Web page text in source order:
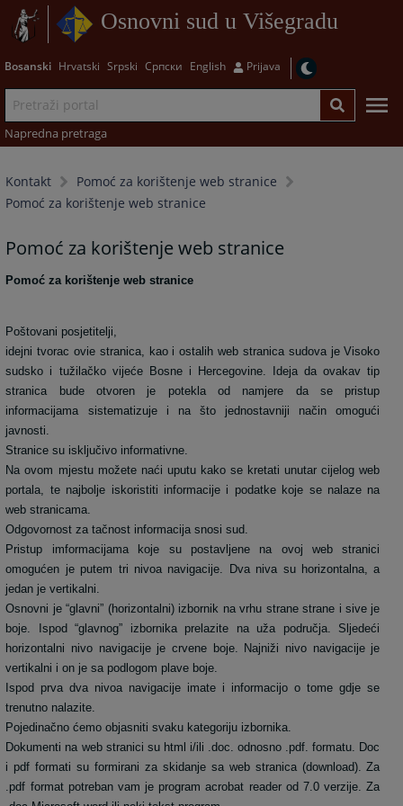
Osnovni sud u Višegradu
Bosanski Hrvatski Srpski Српски English Prijava
Napredna pretraga
Kontakt
Pomoć za korištenje web stranice
Pomoć za korištenje web stranice
Pomoć za korištenje web stranice
Pomoć za korištenje web stranice
Poštovani posjetitelji,
idejni tvorac ovie stranica, kao i ostalih web stranica sudova je Visoko
sudsko i tužilačko vijeće Bosne i Hercegovine. Ideja da ovakav tip
stranica bude otvoren je potekla od namjere da se pristup
informacijama sistematizuje i na što jednostavniji način omogući
javnosti.
Stranice su isključivo informativne.
Na ovom mjestu možete naći uputu kako se kretati unutar cijelog web
portala, te najbolje iskoristiti informacije i podatke koje se nalaze na
web stranicama.
Odgovornost za tačnost informacija snosi sud.
Pristup imformacijama koje su postavljene na ovoj web stranici
omogućen je putem tri nivoa navigacije. Dva niva su horizontalna, a
jedan je vertikalni.
Osnovni je “glavni” (horizontalni) izbornik na vrhu strane strane i sive je
boje. Ispod “glavnog” izbornika prelazite na uža područja. Sljedeći
horizontalni nivo navigacije je crvene boje. Najniži nivo navigacije je
vertikalni i on je sa podlogom plave boje.
Ispod prva dva nivoa navigacije imate i informacijo o tome gdje se
trenutno nalazite.
Pojedinačno ćemo objasniti svaku kategoriju izbornika.
Dokumenti na web stranici su html i/ili .doc. odnosno .pdf. formatu. Doc
i pdf formati su formirani za skidanje sa web stranica (download). Za
.pdf format potreban vam je program acrobat reader od 7.0 verzije. Za